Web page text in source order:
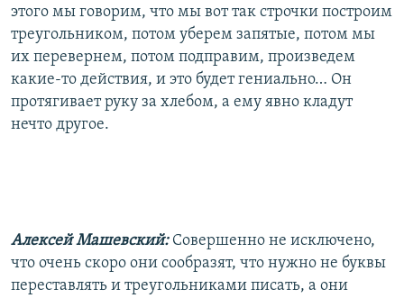
этого мы говорим, что мы вот так строчки построим
треугольником, потом уберем запятые, потом мы
их перевернем, потом подправим, произведем
какие-то действия, и это будет гениально… Он
протягивает руку за хлебом, а ему явно кладут
нечто другое.
Алексей Машевский: Совершенно не исключено,
что очень скоро они сообразят, что нужно не буквы
переставлять и треугольниками писать, а они